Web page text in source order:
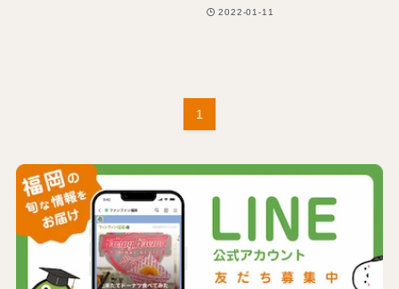
2022-01-11
1